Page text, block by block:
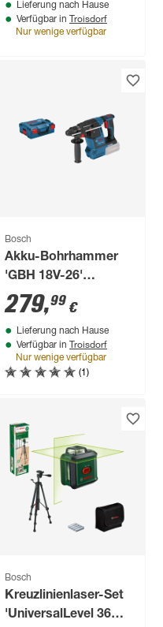
Lieferung nach Hause
Verfügbar in Troisdorf
Nur wenige verfügbar
Bosch
Akku-Bohrhammer
'GBH 18V-26'
Professional Solo
Version mit
Transportbox
279,99 €
Lieferung nach Hause
Verfügbar in Troisdorf
Nur wenige verfügbar
(1)
Bosch
Kreuzlinienlaser-Set
'UniversalLevel 360'